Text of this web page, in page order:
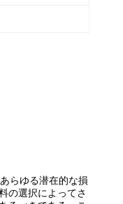
らゆる潜在的な損
の選択によってさ